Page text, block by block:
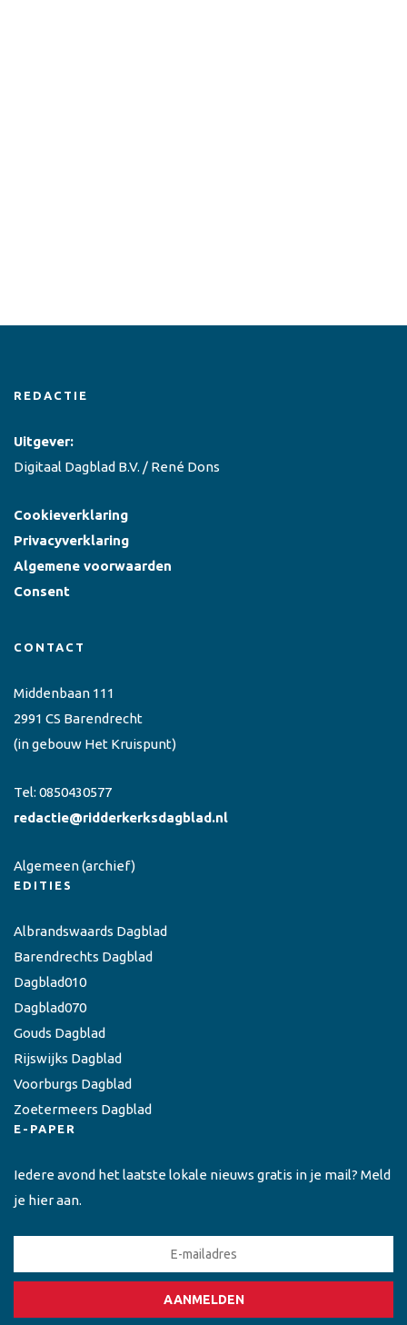
REDACTIE
Uitgever:
Digitaal Dagblad B.V. / René Dons
Cookieverklaring
Privacyverklaring
Algemene voorwaarden
Consent
CONTACT
Middenbaan 111
2991 CS Barendrecht
(in gebouw Het Kruispunt)
Tel: 0850430577
redactie@ridderkerksdagblad.nl
Algemeen(archief)
EDITIES
Albrandswaards Dagblad
Barendrechts Dagblad
Dagblad010
Dagblad070
Gouds Dagblad
Rijswijks Dagblad
Voorburgs Dagblad
Zoetermeers Dagblad
E-PAPER
Iedere avond het laatste lokale nieuws gratis in je mail? Meld
je hier aan.